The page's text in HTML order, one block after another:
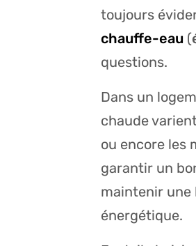
toujours
chauffe-eau(
questions.
Dans un
chaude
ou encore les
garantir un
maintenir une
énergétique.